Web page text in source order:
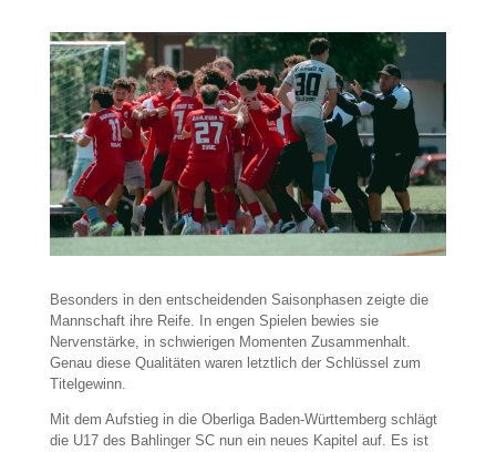
Besonders in den entscheidenden Saisonphasen zeigte die
Mannschaft ihre Reife. In engen Spielen bewies sie
Nervenstärke, in schwierigen Momenten Zusammenhalt.
Genau diese Qualitäten waren letztlich der Schlüssel zum
Titelgewinn.
Mit dem Aufstieg in die Oberliga Baden-Württemberg schlägt
die U17 des Bahlinger SC nun ein neues Kapitel auf. Es ist